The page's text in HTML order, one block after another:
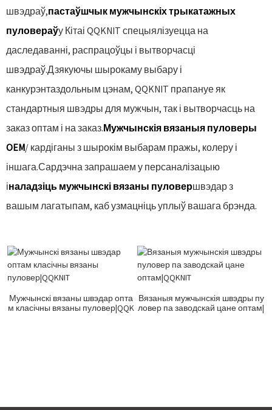
швэдраў,пастаўшчык мужчынскіх трыкатажных
пуловераўу Кітаі QQKNIT спецыялізуецца на
даследаванні, распрацоўцы і вытворчасці
швэдраў.Дзякуючы шырокаму выбару і
канкурэнтаздольным цэнам, QQKNIT прапануе як
стандартныя швэдры для мужчын, так і вытворчасць на
заказ оптам і на заказ.Мужчынскія вязаныя пуловеры
OEM/ кардіганы з шырокім выбарам пражы, колеру і
іншага.Сардэчна запрашаем у персаналізацыю
іналадзіць мужчынскі вязаны пуловершвэдар з
вашым лагатыпам, каб узмацніць уплыў вашага брэнда.
Мужчынскі вязаны швэдар опта
м класічны вязаны пуловер|QQK
Вязаныя мужчынскія швэдры пу
ловер па заводскай цане оптам|